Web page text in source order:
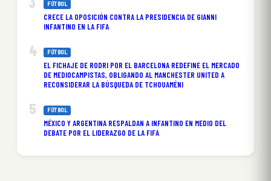
FÚTBOL
CRECE LA OPOSICIÓN CONTRA LA PRESIDENCIA DE GIANNI
INFANTINO EN LA FIFA
FÚTBOL
EL FICHAJE DE RODRI POR EL BARCELONA REDEFINE EL MERCADO
DE MEDIOCAMPISTAS, OBLIGANDO AL MANCHESTER UNITED A
RECONSIDERAR LA BÚSQUEDA DE TCHOUAMÉNI
FÚTBOL
MÉXICO Y ARGENTINA RESPALDAN A INFANTINO EN MEDIO DEL
DEBATE POR EL LIDERAZGO DE LA FIFA